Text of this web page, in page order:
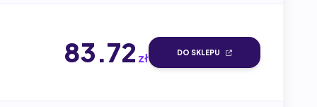
83.72 zł DO SKLEPU